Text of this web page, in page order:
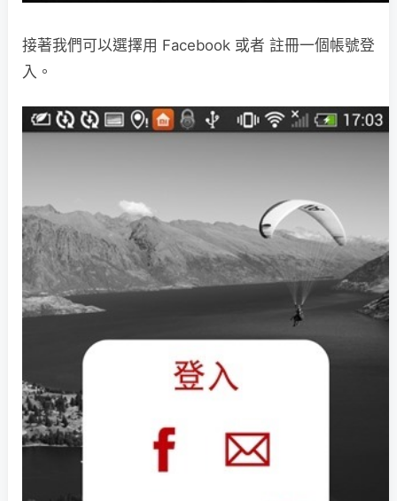
接著我們可以選擇用 Facebook 或者 註冊一個帳號登
入。